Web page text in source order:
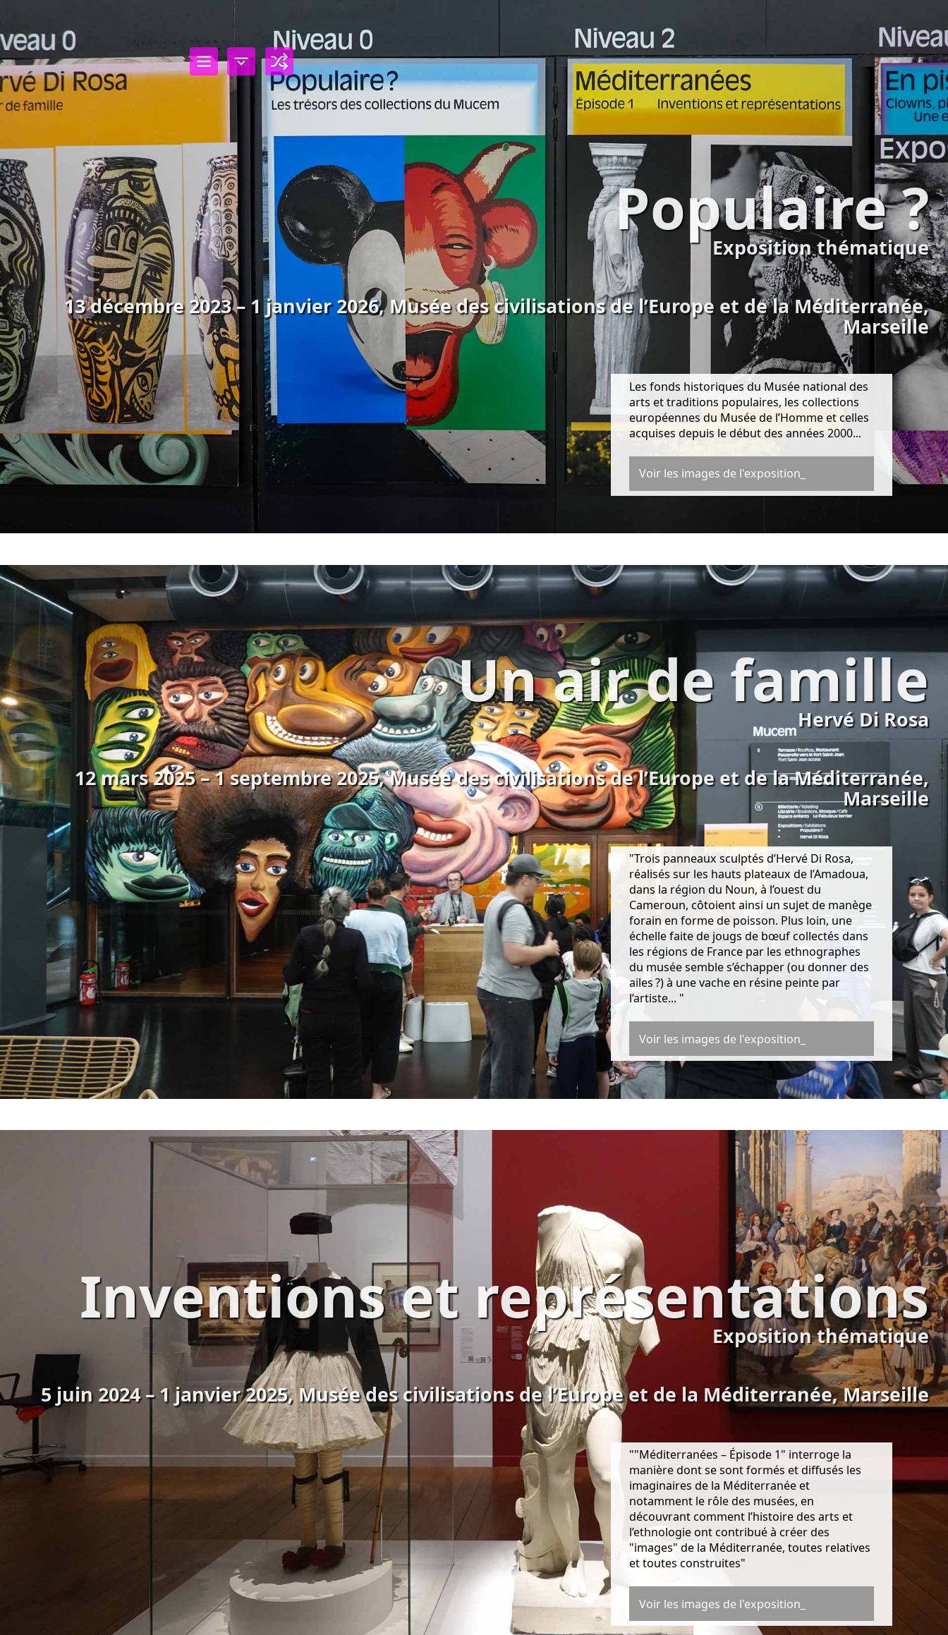
Populaire ?
Exposition thématique
13 décembre 2023 – 1 janvier 2026, Musée des civilisations de l’Europe et de la Méditerranée,
Marseille
Les fonds historiques du Musée national des
arts et traditions populaires, les collections
européennes du Musée de l’Homme et celles
acquises depuis le début des années 2000...
Voir les images de l'exposition_
Un air de famille
Hervé Di Rosa
12 mars 2025 – 1 septembre 2025, Musée des civilisations de l’Europe et de la Méditerranée,
Marseille
"Trois panneaux sculptés d’Hervé Di Rosa,
réalisés sur les hauts plateaux de l’Amadoua,
dans la région du Noun, à l’ouest du
Cameroun, côtoient ainsi un sujet de manège
forain en forme de poisson. Plus loin, une
échelle faite de jougs de bœuf collectés dans
les régions de France par les ethnographes
du musée semble s’échapper (ou donner des
ailes ?) à une vache en résine peinte par
l’artiste... "
Voir les images de l'exposition_
Inventions et représentations
Exposition thématique
5 juin 2024 – 1 janvier 2025, Musée des civilisations de l’Europe et de la Méditerranée, Marseille
""Méditerranées – Épisode 1" interroge la
manière dont se sont formés et diffusés les
imaginaires de la Méditerranée et
notamment le rôle des musées, en
découvrant comment l’histoire des arts et
l’ethnologie ont contribué à créer des
"images" de la Méditerranée, toutes relatives
et toutes construites"
Voir les images de l'exposition_